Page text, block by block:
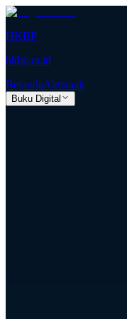
HKBP
hkbp.or.id
BerandaAlmanak
Buku Digital